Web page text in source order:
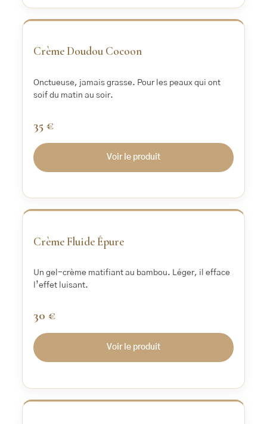
‹ ›
Crème Doudou Cocoon
Onctueuse, jamais grasse. Pour les peaux qui ont
soif du matin au soir.
35 €
Voir le produit
‹ ›
Crème Fluide Épure
Un gel-crème matifiant au bambou. Léger, il efface
l’effet luisant.
30 €
Voir le produit
‹ ›